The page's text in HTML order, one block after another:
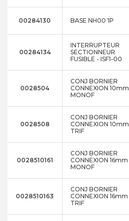
00284130 BASE NH00 1P
00284134
INTERRUPTEUR
SECTIONNEUR
FUSIBLE - ISF1-00
0028504
CONJ BORNIER
CONNEXION 10mm
MONOF
0028508
CONJ BORNIER
CONNEXION 10mm
TRIF
0028510161
CONJ BORNIER
CONNEXION 16mm
MONOF
0028510163
CONJ BORNIER
CONNEXION 16mm
TRIF